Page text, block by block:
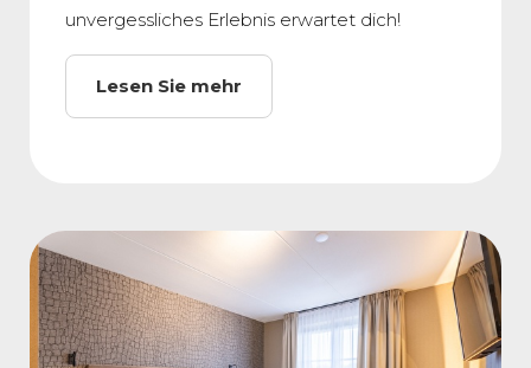
unvergessliches Erlebnis erwartet dich!
Lesen Sie mehr